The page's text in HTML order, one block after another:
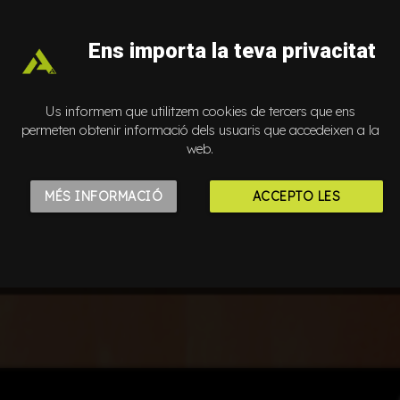
Auto Play
Ens importa la teva privacitat
Us informem que utilitzem cookies de tercers que ens
permeten obtenir informació dels usuaris que accedeixen a la
web.
MÉS INFORMACIÓ
ACCEPTO LES